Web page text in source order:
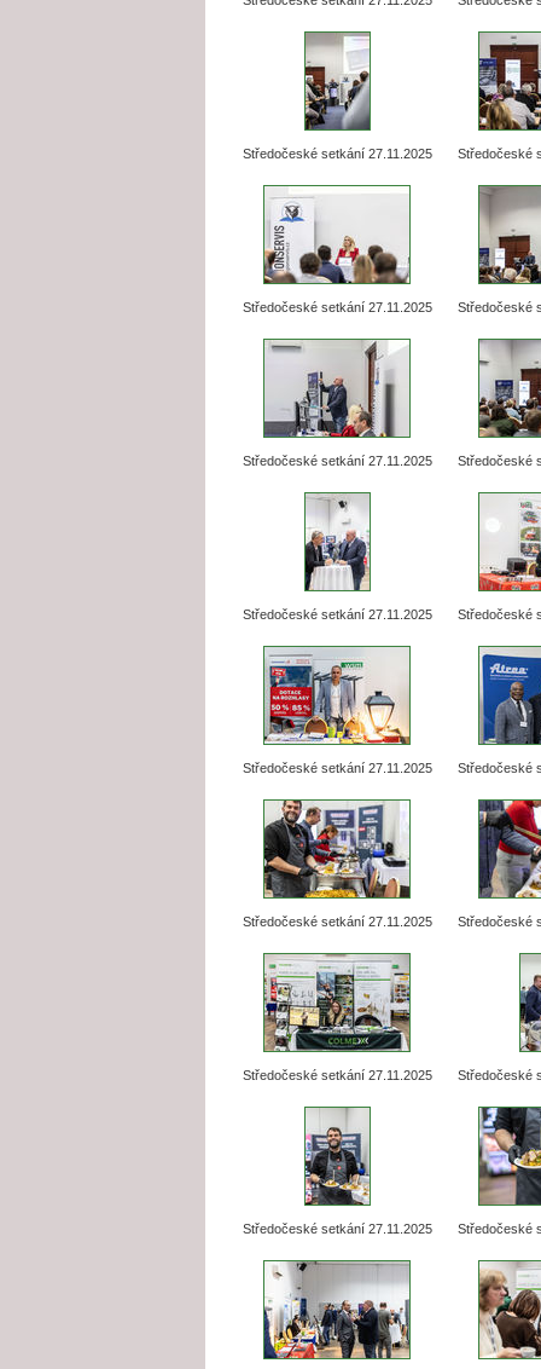
Středočeské setkání 27.11.2025 Středočeské
Středočeské setkání 27.11.2025 Středočeské
Středočeské setkání 27.11.2025 Středočeské
Středočeské setkání 27.11.2025 Středočeské
Středočeské setkání 27.11.2025 Středočeské
Středočeské setkání 27.11.2025 Středočeské
Středočeské setkání 27.11.2025 Středočeské
Středočeské setkání 27.11.2025 Středočeské